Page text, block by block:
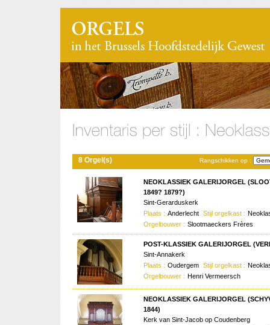
Rangschikken op :
8 Orgel(s)
NEOKLASSIEK GALERIJORGEL
1849? 1879?)
Sint-Gerarduskerk
Plaats : Anderlecht Stijl orgelkast :
Orgelbouwer : Slootmaeckers Frères
POST-KLASSIEK GALERIJORGEL
Sint-Annakerk
Plaats : Oudergem Stijl orgelkast :
Orgelbouwer : Henri Vermeersch
NEOKLASSIEK GALERIJORGEL
1844)
Kerk van Sint-Jacob op Coudenberg